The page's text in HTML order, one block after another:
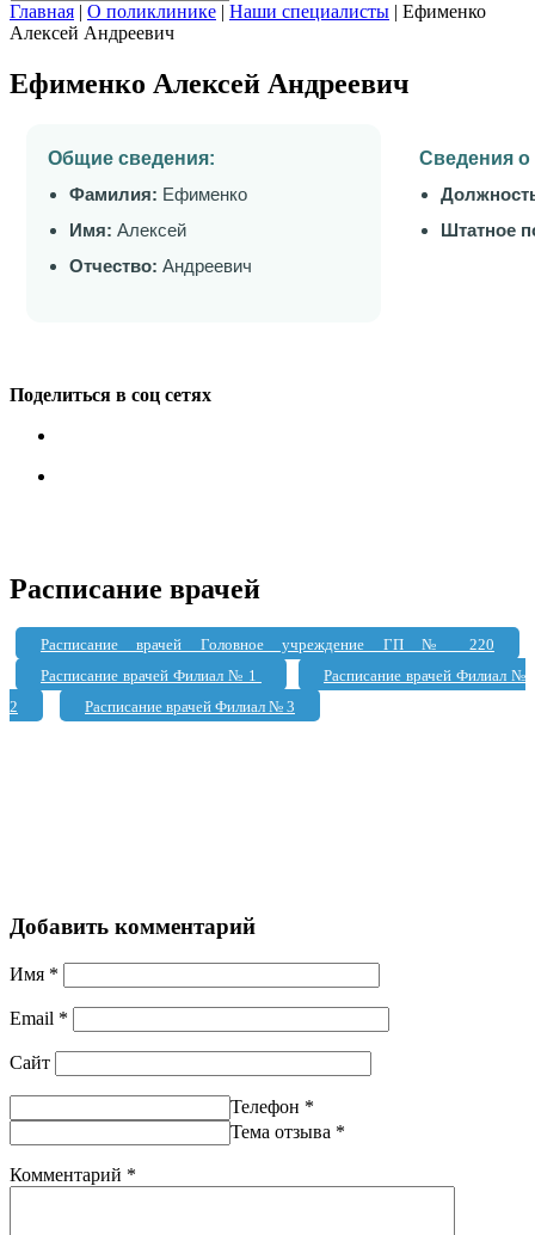
Главная | О поликлинике | Наши специалисты | Ефименко
Алексей Андреевич
Ефименко Алексей Андреевич
Общие сведения:
Фамилия: Ефименко
Имя: Алексей
Отчество: Андреевич
Сведения
Штатное
Поделиться в соц сетях
Расписание врачей
Расписание врачей Головное учреждение ГП № 220
Расписание врачей Филиал № 1
Расписание врачей Филиал №
2
Расписание врачей Филиал № 3
Добавить комментарий
Имя *
Email *
Сайт
Телефон *
Тема отзыва *
Комментарий *